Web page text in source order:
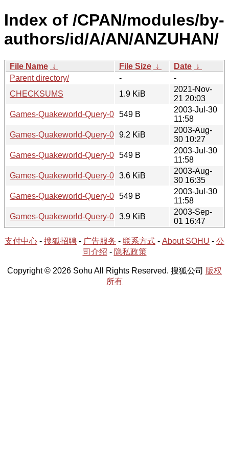
Index of /CPAN/modules/by-
authors/id/A/AN/ANZUHAN/
File Name ↓ File Size ↓ Date ↓
Parent directory/
-
-
CHECKSUMS
1.9 KiB
2021-Nov-
21 20:03
Games-Quakeworld-Query-0.33.readme
549 B
2003-Jul-30
11:58
Games-Quakeworld-Query-0.33.tar.gz
9.2 KiB
2003-Aug-
30 10:27
Games-Quakeworld-Query-0.34.readme
549 B
2003-Jul-30
11:58
Games-Quakeworld-Query-0.34.tar.gz
3.6 KiB
2003-Aug-
30 16:35
Games-Quakeworld-Query-0.35.readme
549 B
2003-Jul-30
11:58
Games-Quakeworld-Query-0.35.tar.gz
3.9 KiB
2003-Sep-
01 16:47
支付中心 - 搜狐招聘 - 广告服务 - 联系方式 - About SOHU - 公
司介绍 - 隐私政策
Copyright © 2026 Sohu All Rights Reserved. 搜狐公司 版权
所有